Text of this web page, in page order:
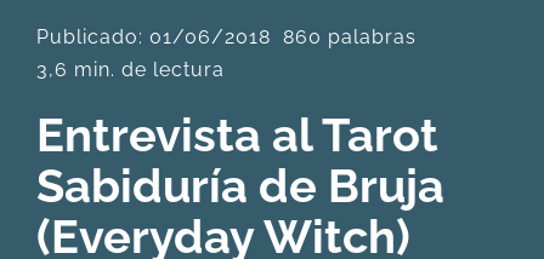
ARTÍCULOS
ACERCA
CONTACTO
Publicado: 01/06/2018
860 palabras
3,6 min. de lectura
Entrevista al Tarot
Sabiduría de Bruja
(Everyday Witch)